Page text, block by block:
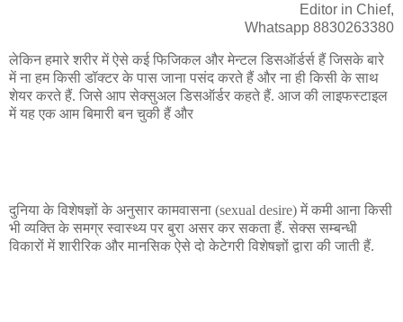
Editor in Chief,
Whatsapp 8830263380
लेकिन हमारे शरीर में ऐसे कई फिजिकल और मेन्टल डिसऑर्डर्स हैं जिसके बारे
में ना हम किसी डॉक्टर के पास जाना पसंद करते हैं और ना ही किसी के साथ
शेयर करते हैं. जिसे आप सेक्सुअल डिसऑर्डर कहते हैं. आज की लाइफस्टाइल
में यह एक आम बिमारी बन चुकी हैं और
दुनिया के विशेषज्ञों के अनुसार कामवासना (sexual desire) में कमी आना किसी
भी व्यक्ति के समग्र स्वास्थ्य पर बुरा असर कर सकता हैं. सेक्स सम्बन्धी
विकारों में शारीरिक और मानसिक ऐसे दो केटेगरी विशेषज्ञों द्वारा की जाती हैं.